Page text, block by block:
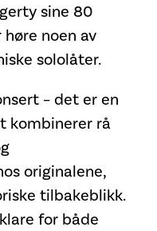
sine 80
noen av
sololåter.
– det er en
kombinerer rå
originalene,
tilbakeblikk.
for både